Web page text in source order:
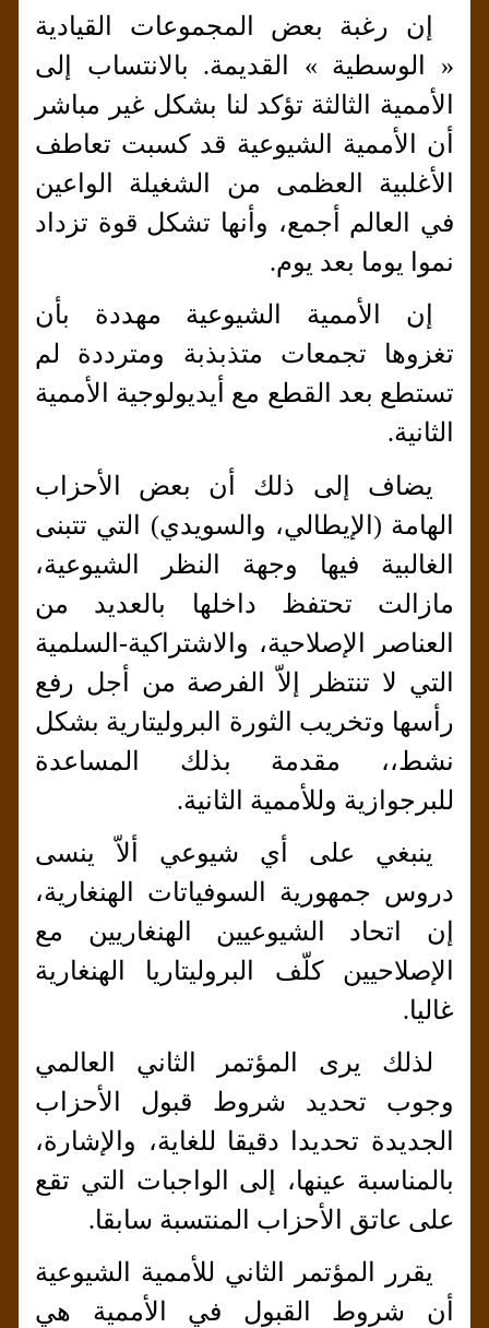
إن رغبة بعض المجموعات القيادية
« الوسطية » القديمة. بالانتساب إلى
الأممية الثالثة تؤكد لنا بشكل غير مباشر
أن الأممية الشيوعية قد كسبت تعاطف
الأغلبية العظمى من الشغيلة الواعين
في العالم أجمع، وأنها تشكل قوة تزداد
نموا يوما بعد يوم.
إن الأممية الشيوعية مهددة بأن
تغزوها تجمعات متذبذبة ومترددة لم
تستطع بعد القطع مع أيديولوجية الأممية
الثانية.
يضاف إلى ذلك أن بعض الأحزاب
الهامة (الإيطالي، والسويدي) التي تتبنى
الغالبية فيها وجهة النظر الشيوعية،
مازالت تحتفظ داخلها بالعديد من
العناصر الإصلاحية، والاشتراكية-السلمية
التي لا تنتظر إلاّ الفرصة من أجل رفع
رأسها وتخريب الثورة البروليتارية بشكل
نشط،، مقدمة بذلك المساعدة
للبرجوازية وللأممية الثانية.
ينبغي على أي شيوعي ألاّ ينسى
دروس جمهورية السوفياتات الهنغارية،
إن اتحاد الشيوعيين الهنغاريين مع
الإصلاحيين كلّف البروليتاريا الهنغارية
غاليا.
لذلك يرى المؤتمر الثاني العالمي
وجوب تحديد شروط قبول الأحزاب
الجديدة تحديدا دقيقا للغاية، والإشارة،
بالمناسبة عينها، إلى الواجبات التي تقع
على عاتق الأحزاب المنتسبة سابقا.
يقرر المؤتمر الثاني للأممية الشيوعية
أن شروط القبول في الأممية هي